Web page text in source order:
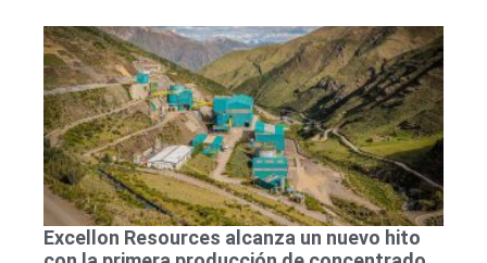
Excellon Resources alcanza un nuevo hito